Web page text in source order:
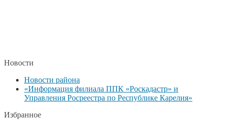
Новости
Новости района
«Информация филиала ППК «Роскадастр» и
Управления Росреестра по Республике Карелия»
Избранное